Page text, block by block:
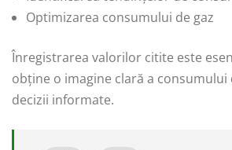
Optimizarea consumului de gaz
Înregistrarea valorilor citite este
obține o imagine clară a consumului
decizii informate.